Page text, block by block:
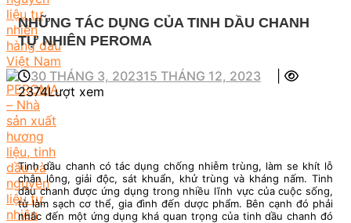
NHỮNG TÁC DỤNG CỦA TINH DẦU CHANH
TỰ NHIÊN PEROMA
30 THÁNG 3, 202315 THÁNG 12, 2023
2374Lượt xem
Tinh dầu chanh có tác dụng chống nhiễm trùng, làm se khít lỗ
chân lông, giải độc, sát khuẩn, khử trùng và kháng nấm. Tinh
dầu chanh được ứng dụng trong nhiều lĩnh vực của cuộc sống,
từ làm sạch cơ thể, gia đình đến dược phẩm. Bên cạnh đó phải
nhắc đến một ứng dụng khá quan trọng của tinh dầu chanh đó